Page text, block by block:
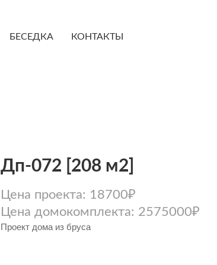
БЕСЕДКА КОНТАКТЫ
Дп-072 [208 м2]
Цена проекта: 18700₽
Цена домокомплекта: 2575000₽
Проект дома из бруса